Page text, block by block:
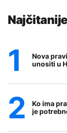
Nova
unositi u
Ko ima
je